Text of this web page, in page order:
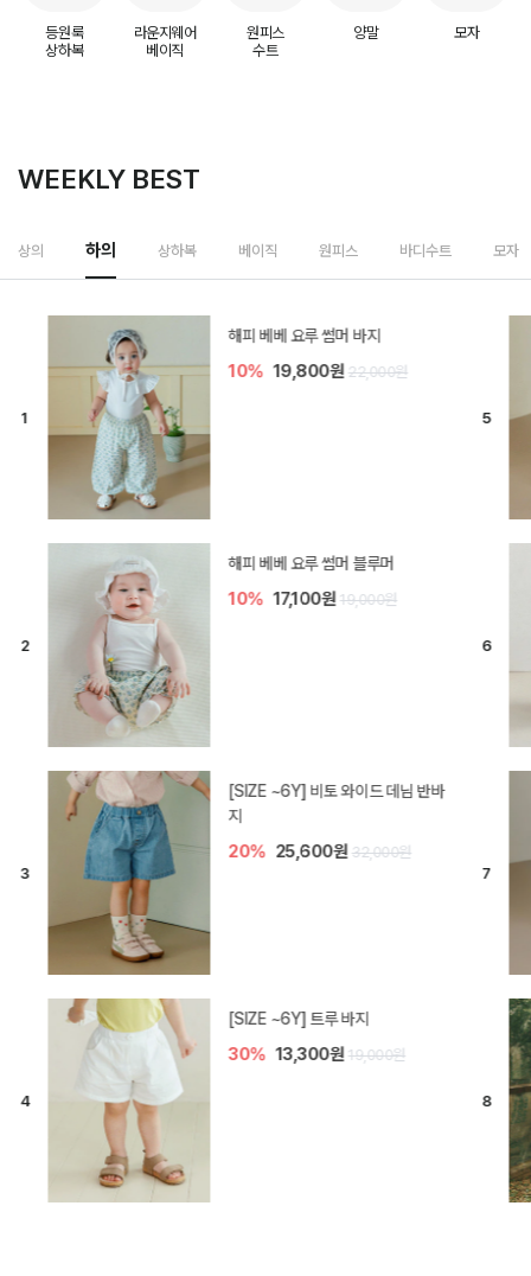
등원룩
상하복
라운지웨어
베이직
원피스
수트
양말 모자
WEEKLY BEST
상의 하의 상하복 베이직 원피스 바디수트 모자
[SIZE ~6Y] 델린 린넨 바지
10% 21,600원 24,000원
듀이 아기 바지
10% 17,100원 19,000원
[SIZE ~6Y] 라핀 카프리 팬츠
30%
엘로디 니트 아기 바지
20% 16,000원 20,000원